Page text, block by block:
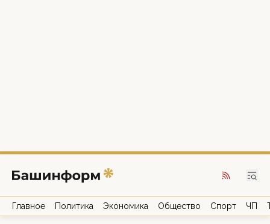
Главное Политика Экономика Общество Спорт ЧП